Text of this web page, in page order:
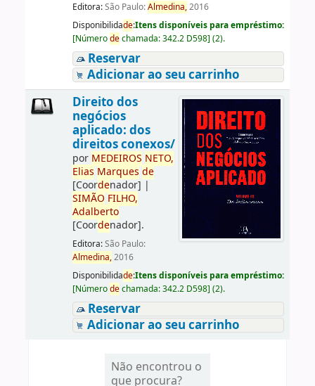
Editora:São Paulo:Almedina,2016
Disponibilidade:Itens disponíveis para empréstimo:
[Númerodechamada:342.2 D598] (2).
Reservar
Adicionar ao seu carrinho
Direito dos
negócios
aplicado: dos
direitos conexos/
por MEDEIROS NETO,
Elias Marques de
[Coordenador] |
SIMÃO FILHO,
Adalberto
[Coordenador].
Editora:São Paulo:
Almedina,2016
Disponibilidade:Itens disponíveis para empréstimo:
[Númerodechamada:342.2 D598] (2).
Reservar
Adicionar ao seu carrinho
Não encontrou o
que procura?